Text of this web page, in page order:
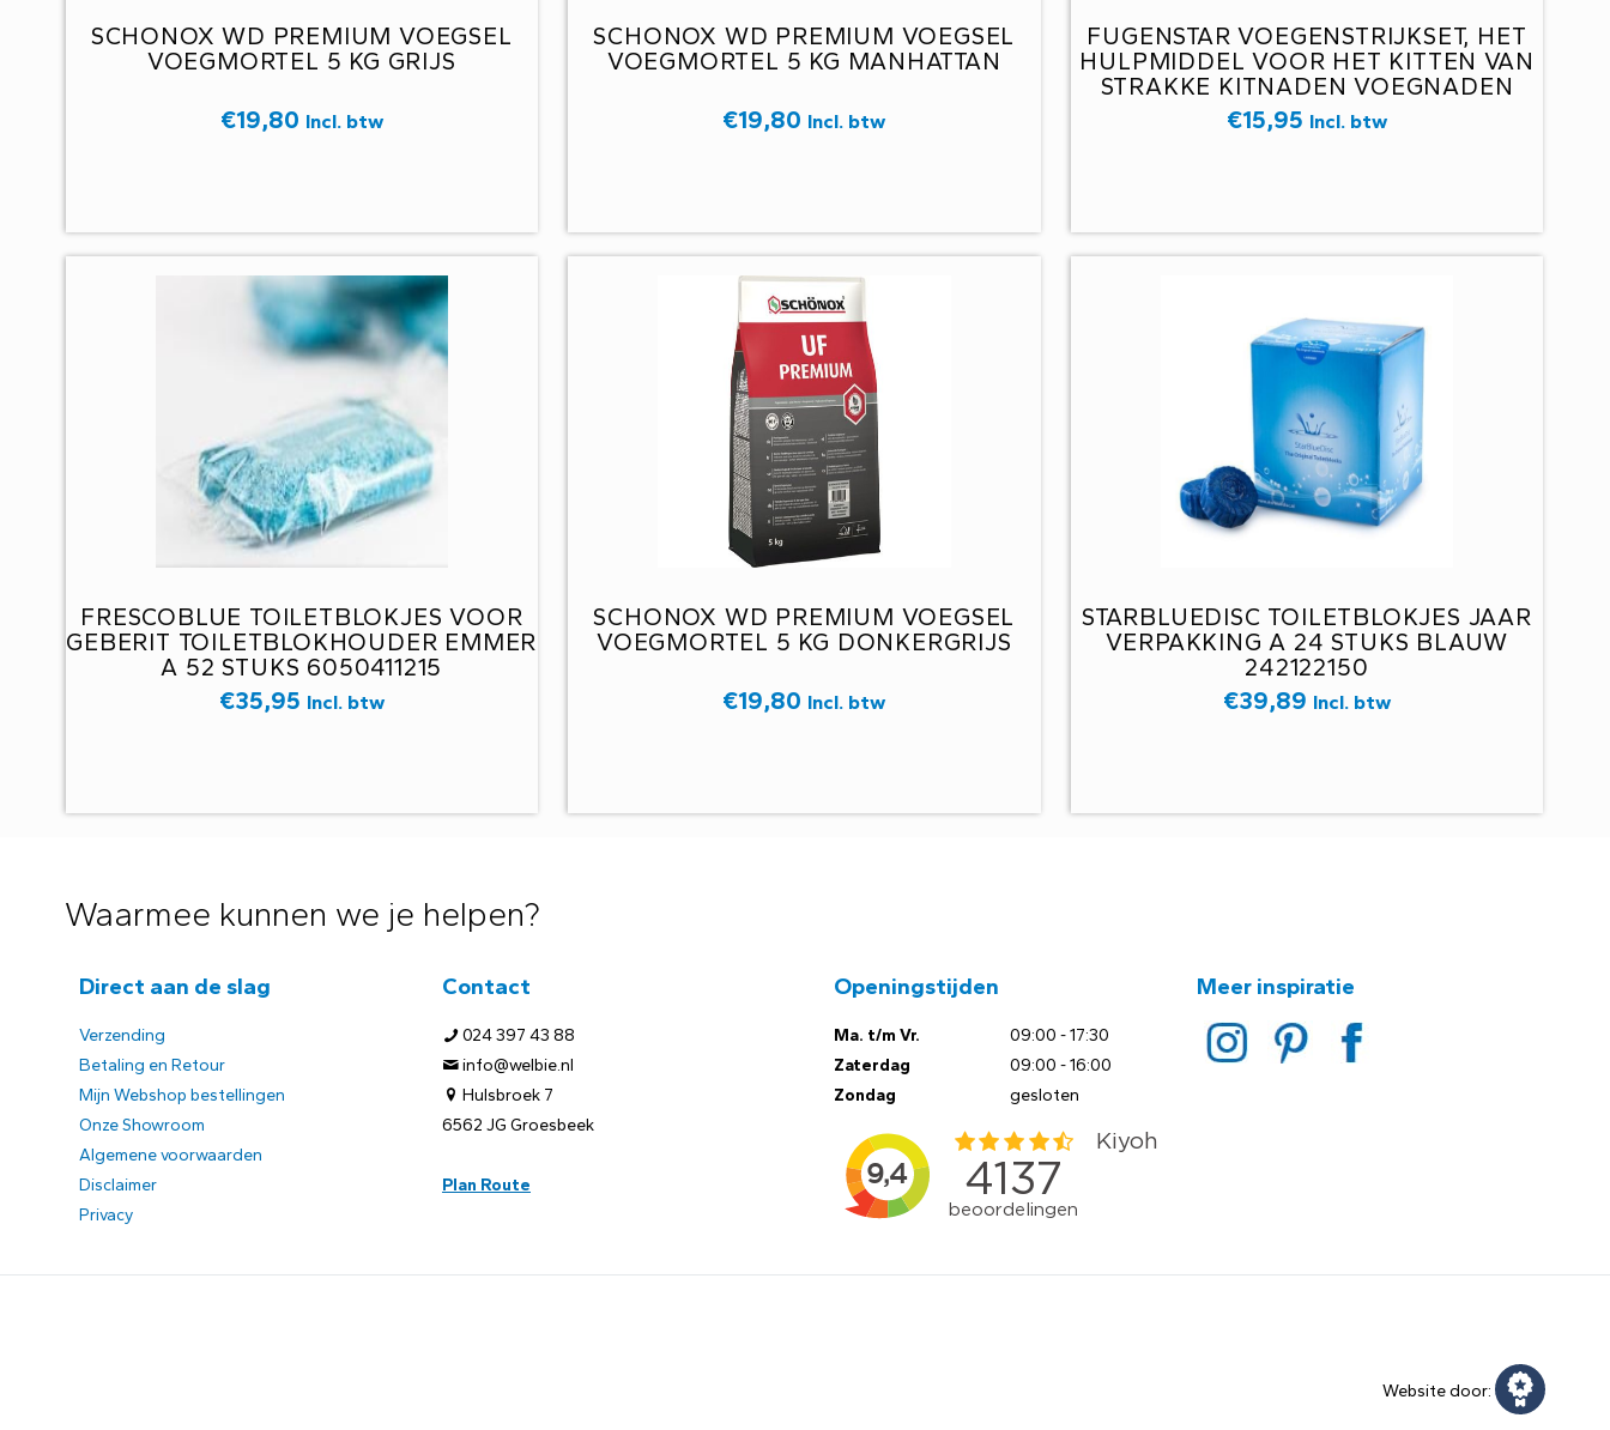
SCHONOX WD PREMIUM VOEGSEL
VOEGMORTEL 5 KG GRIJS
€19,80 Incl. btw
SCHONOX WD PREMIUM VOEGSEL
VOEGMORTEL 5 KG MANHATTAN
€19,80 Incl. btw
FUGENSTAR VOEGENSTRIJKSET, HET
HULPMIDDEL VOOR HET KITTEN VAN
STRAKKE KITNADEN VOEGNADEN
€15,95 Incl. btw
FRESCOBLUE TOILETBLOKJES VOOR
GEBERIT TOILETBLOKHOUDER EMMER
A 52 STUKS 6050411215
€35,95 Incl. btw
SCHONOX WD PREMIUM VOEGSEL
VOEGMORTEL 5 KG DONKERGRIJS
€19,80 Incl. btw
STARBLUEDISC TOILETBLOKJES JAAR
VERPAKKING A 24 STUKS BLAUW
242122150
€39,89 Incl. btw
Waarmee kunnen we je helpen?
Direct aan de slag
Verzending
Betaling en Retour
Mijn Webshop bestellingen
Onze Showroom
Algemene voorwaarden
Disclaimer
Privacy
Contact
024 397 43 88
info@welbie.nl
Hulsbroek 7
6562 JG Groesbeek
Plan Route
Openingstijden
Ma. t/m Vr.
Zaterdag
Zondag
09:00 - 17:30
09:00 - 16:00
gesloten
Meer inspiratie
Website door: